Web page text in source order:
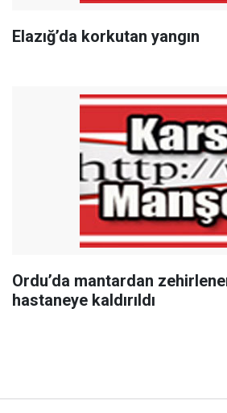
Elazığ’da korkutan yangın
Ordu’da mantardan
hastaneye kaldırıldı